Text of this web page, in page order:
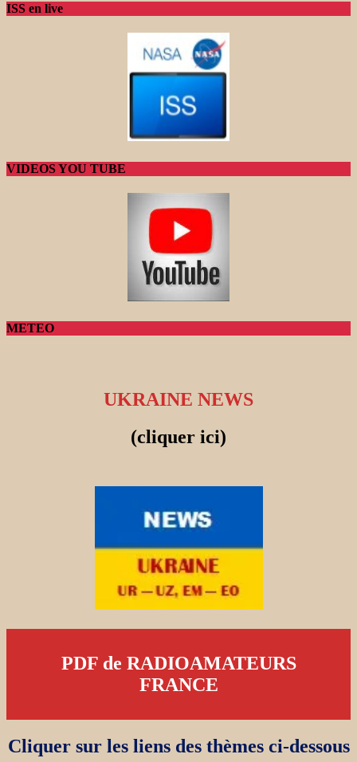
ISS en live
VIDEOS YOU TUBE
METEO
UKRAINE NEWS
(cliquer ici)
PDF de RADIOAMATEURS
FRANCE
Cliquer sur les liens des thèmes ci-dessous